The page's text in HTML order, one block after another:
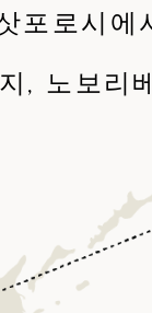
포로시에
, 노보리